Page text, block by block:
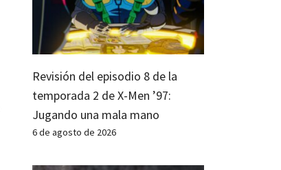
Revisión del episodio 8 de la
temporada 2 de X-Men ’97:
Jugando una mala mano
6 de agosto de 2026